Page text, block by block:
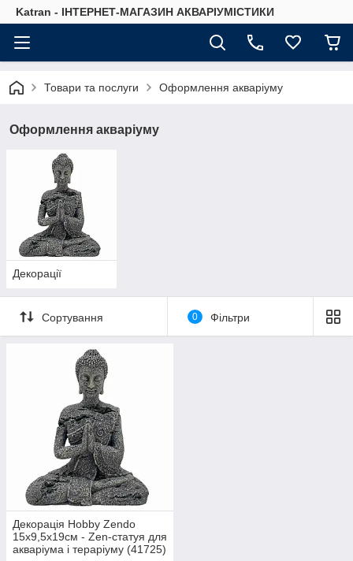
Katran - ІНТЕРНЕТ-МАГАЗИН АКВАРІУМІСТИКИ
Товари та послуги Оформлення акваріуму
Оформлення акваріуму
Декорації
Сортування 0 Фільтри
Декорація Hobby Zendo
15x9,5x19см - Zen-статуя для
акваріума і тераріуму (41725)